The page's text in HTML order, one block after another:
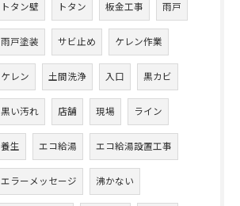
トタン壁 トタン 板金工事 雨戸
雨戸塗装 サビ止め ケレン作業
ケレン 土間洗浄 入口 黒カビ
黒い汚れ 店舗 現場 ライン
養生 エコ給湯 エコ給湯設置工事
エラーメッセージ 沸かない